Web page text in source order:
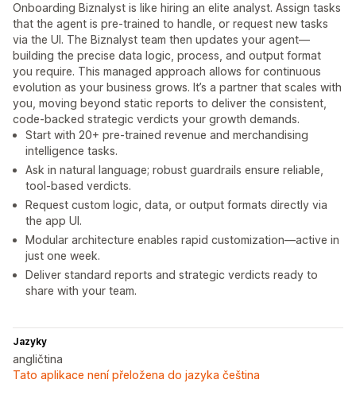
Onboarding Biznalyst is like hiring an elite analyst. Assign tasks
that the agent is pre-trained to handle, or request new tasks
via the UI. The Biznalyst team then updates your agent—
building the precise data logic, process, and output format
you require. This managed approach allows for continuous
evolution as your business grows. It’s a partner that scales with
you, moving beyond static reports to deliver the consistent,
code-backed strategic verdicts your growth demands.
Start with 20+ pre-trained revenue and merchandising
intelligence tasks.
Ask in natural language; robust guardrails ensure reliable,
tool-based verdicts.
Request custom logic, data, or output formats directly via
the app UI.
Modular architecture enables rapid customization—active in
just one week.
Deliver standard reports and strategic verdicts ready to
share with your team.
Jazyky
angličtina
Tato aplikace není přeložena do jazyka čeština